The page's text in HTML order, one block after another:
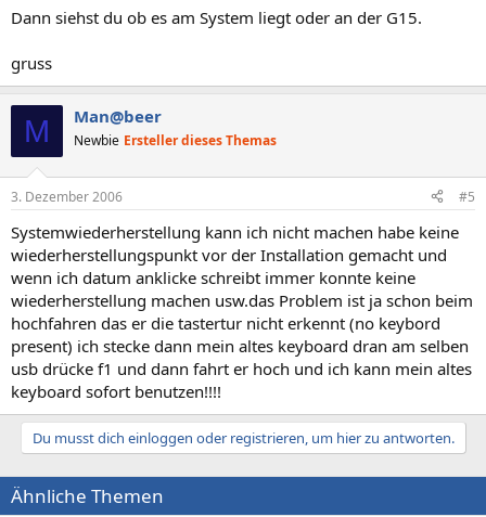
Dann siehst du ob es am System liegt oder an der G15.
gruss
M Man@beer
Newbie Ersteller dieses Themas
3. Dezember 2006 #5
Systemwiederherstellung kann ich nicht machen habe keine
wiederherstellungspunkt vor der Installation gemacht und
wenn ich datum anklicke schreibt immer konnte keine
wiederherstellung machen usw.das Problem ist ja schon beim
hochfahren das er die tastertur nicht erkennt (no keybord
present) ich stecke dann mein altes keyboard dran am selben
usb drücke f1 und dann fahrt er hoch und ich kann mein altes
keyboard sofort benutzen!!!!
Du musst dich einloggen oder registrieren, um hier zu antworten.
Ähnliche Themen